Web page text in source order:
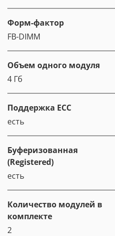
Форм-фактор
FB-DIMM
Объем одного модуля
4 Гб
Поддержка ECC
есть
Буферизованная
(Registered)
есть
Количество модулей в
комплекте
2